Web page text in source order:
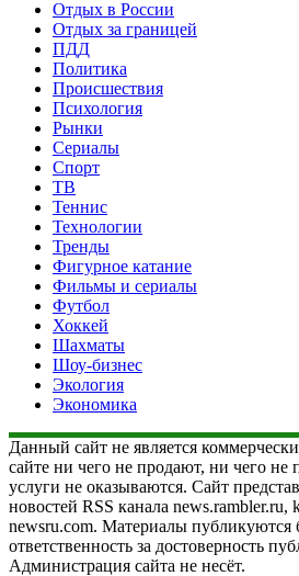
Отдых в России
Отдых за границей
ПДД
Политика
Происшествия
Психология
Рынки
Сериалы
Спорт
ТВ
Теннис
Технологии
Тренды
Фигурное катание
Фильмы и сериалы
Футбол
Хоккей
Шахматы
Шоу-бизнес
Экология
Экономика
Данный сайт не является
сайте ни чего не продают, ни чего не
услуги не оказываются. Сайт
новостей RSS канала news.rambler.ru,
newsru.com. Материалы публикуются
ответственность за достоверность
Администрация сайта не несёт.